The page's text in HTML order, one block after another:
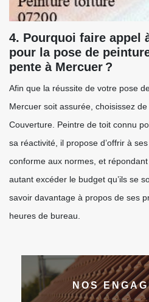
4. Pourquoi faire appel
pour la pose de
pente à Mercuer ?
Afin que la réussite de votre pose
Mercuer soit assurée, choisissez
Couverture. Peintre de toit connu
sa réactivité, il propose d’offrir à
conforme aux normes, et
autant excéder le budget qu’ils se
savoir davantage à propos de ses
heures de bureau.
NOS